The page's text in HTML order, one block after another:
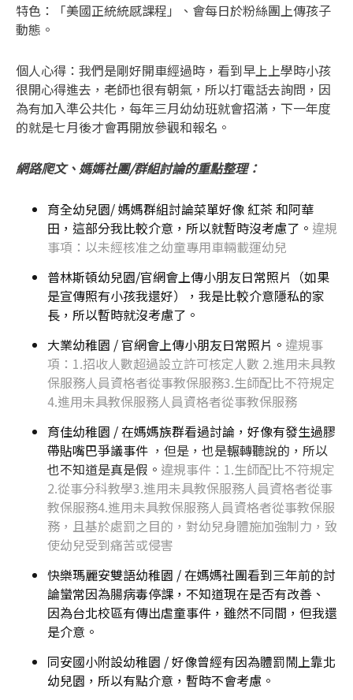
特色：「美國正統統感課程」、會每日於粉絲團上傳孩子
動態。
個人心得：我們是剛好開車經過時，看到早上上學時小孩
很開心得進去，老師也很有朝氣，所以打電話去詢問，因
為有加入準公共化，每年三月幼幼班就會招滿，下一年度
的就是七月後才會再開放參觀和報名。
網路爬文、媽媽社團/群組討論的重點整理：
育全幼兒園/ 媽媽群組討論菜單好像 紅茶 和阿華
田，這部分我比較介意，所以就暫時沒考慮了。 違規
事項：以未經核准之幼童專用車輛載運幼兒
普林斯頓幼兒園/官網會上傳小朋友日常照片（如果
是宣傳照有小孩我還好），我是比較介意隱私的家
長，所以暫時就沒考慮了。
大業幼稚園 / 官網會上傳小朋友日常照片。 違規事
項：1.招收人數超過設立許可核定人數 2.進用未具教
保服務人員資格者從事教保服務3.生師配比不符規定
4.進用未具教保服務人員資格者從事教保服務
育佳幼稚園 / 在媽媽族群看過討論，好像有發生過膠
帶貼嘴巴爭議事件 ，但是，也是輾轉聽說的，所以
也不知道是真是假。 違規事件：1.生師配比不符規定
2.從事分科教學3.進用未具教保服務人員資格者從事
教保服務4.進用未具教保服務人員資格者從事教保服
務，且基於處罰之目的，對幼兒身體施加強制力，致
使幼兒受到痛苦或侵害
快樂瑪麗安雙語幼稚園 / 在媽媽社團看到三年前的討
論蠻常因為腸病毒停課，不知道現在是否有改善、
因為台北校區有傳出虐童事件，雖然不同間，但我還
是介意。
同安國小附設幼稚園 / 好像曾經有因為體罰鬧上靠北
幼兒園，所以有點介意，暫時不會考慮。